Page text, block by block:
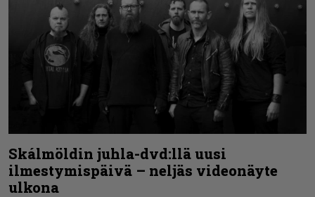
Skálmöldin juhla-dvd:llä uusi
ilmestymispäivä – neljäs videonäyte
ulkona